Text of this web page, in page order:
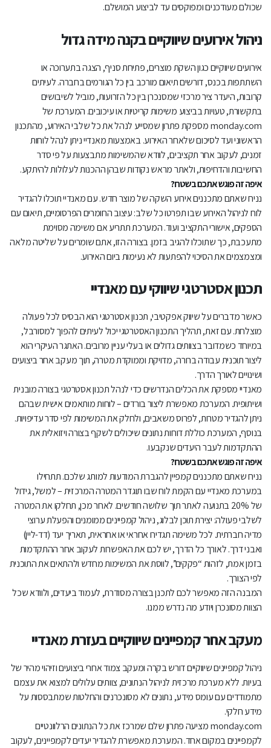
שכולם מעודכנים ומפוקסים עד לביצוע המושלם.
ניהול אירועים שיווקיים בקנה מידה גדול
אירועים שיווקיים כגון השקת מוצרים, פתיחת סניף, הצגה בתערוכה או
השתתפות בכנס, דורשים תיאום מורכב בין כל הגורמים בחברה. לעיתים
קרובות, היעדר ציר מרכזי שמסנכרן בין כל הזרועות, מוביל לשיבושים
בתקשורת, טעויות בביצוע משימות קריטיות או עיכובים. המערכת של
monday.com מספקת פתרון שמסייע לנהל את כל שלבי האירוע, מהתכנון
הראשוני ועד לסיכום שלאחר האירוע. באמצעות מאנדיי ניתן לנהל לוחות
זמנים, לעקוב אחר תקציבים, לוודא שהמשימות מתבצעות על פי סדר
החשיבות והדחיפות, ולאתר מראש נקודות שבהן ההכנות לעלולות להיתקע.
איפה זה פוגש אתכם בשטח?
נניח שאתם מתכננים אירוע השקה של מוצר חדש. עם מאנדיי תוכלו להגדיר
לוח לניהול האירוע שבו תפרטו כל שלב: עיצוב החומרים הפרסומיים, תיאום עם
הספקים, אישורי התקציב ועוד. המערכת תתריע אם משימה מסוימת
מתעכבת, כך שתוכלו להגיב בזמן. בצורה הזו, אתם שומרים על שליטה מלאה
ומצמצמים את הסיכוי להפתעות לא נעימות ביום האירוע.
תכנון אסטרטגי שיווקי עם מאנדיי
כאשר מדברים על שיווק אפקטיבי, תכנון אסטרטגי הוא הבסיס לכל פעולה
מוצלחת. עם זאת, תהליך התכנון האסטרטגי יכול לעיתים להפוך למסורבל,
במיוחד כשמדובר בצוותים גדולים או בעלי עניין מרובים. האתגר העיקרי הוא
ליצור תוכנית עבודה ברורה, מדויקת וממוקדת מטרה, תוך מעקב אחר ביצועים
ושינויים לאורך הדרך.
מאנדיי מספקת את הכלים הנדרשים כדי לנהל תכנון אסטרטגי בצורה מובנית
ושיתופית. המערכת מאפשרת ליצור בורדים – לוחות מותאמים אישית שבהם
ניתן להגדיר מטרות, לפרוס משאבים, ולחלק את המשימות לפי סדר עדיפויות.
בנוסף, המערכת כוללת דוחות נתונים שיכולים לשקף בצורה ויזואלית את
ההתקדמות לעבר היעדים שנקבעו.
איפה זה פוגש אתכם בשטח?
נניח שאתם מתכננים קמפיין להגברת המודעות למותג שלכם. תתחילו
במערכת מאנדיי עם הקמת לוח שבו תוגדר המטרה המרכזית – למשל, גידול
של 20% בתנועה לאתר תוך שלושה חודשים. לאחר מכן, תחלקו את המטרה
לשלבי פעולה: יצירת תוכן לבלוג, ניהול קמפיינים ממומנים והפעלת ערוצי
מדיה חברתית. לכל משימה תגדירו אחראי או אחראית, תאריך יעד (דד-ליין)
ואבני דרך. לאורך כל הדרך, יש לכם את האפשרות לעקוב אחר ההתקדמות
בזמן אמת, לזהות “פקקים”, לווסת את המשימות מחדש ולהתאים את התוכנית
לפי הצורך.
המבנה הזה מאפשר לכם לתכנן בצורה מסודרת, לעמוד ביעדים, ולוודא שכל
הצוות מסונכרן ויודע מה נדרש ממנו.
מעקב אחר קמפיינים שיווקיים בעזרת מאנדיי
ניהול קמפיינים שיווקיים דורש בקרה ומעקב צמוד אחרי ביצועים וזיהוי מהיר של
בעיות. ללא מערכת מרכזית לניהול הנתונים, צוותים עלולים למצוא את עצמם
מתמודדים עם עומס מידע, נתונים לא מסונכרנים והחלטות שמתבססות על
מידע חלקי.
monday.com מציעה פתרון שלם שמרכז את כל הנתונים הרלוונטיים
לקמפיינים במקום אחד. המערכת מאפשרת להגדיר יעדים לקמפיינים, לעקוב